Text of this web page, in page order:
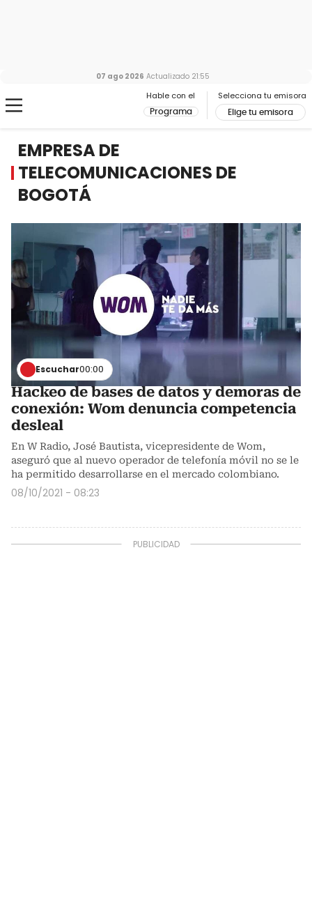
Hable con el
Programa
Selecciona tu emisora
Elige tu emisora
07 ago 2026 Actualizado 21:55
EMPRESA DE
TELECOMUNICACIONES DE
BOGOTÁ
Escuchar00:00
Hackeo de bases de datos y demoras de
conexión: Wom denuncia competencia
desleal
En W Radio, José Bautista, vicepresidente de Wom,
aseguró que al nuevo operador de telefonía móvil no se le
ha permitido desarrollarse en el mercado colombiano.
08/10/2021 - 08:23